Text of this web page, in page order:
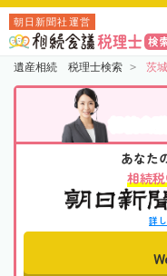
朝日新聞社運営
遺産相続 税理士検索 茨
あなた
相続
詳